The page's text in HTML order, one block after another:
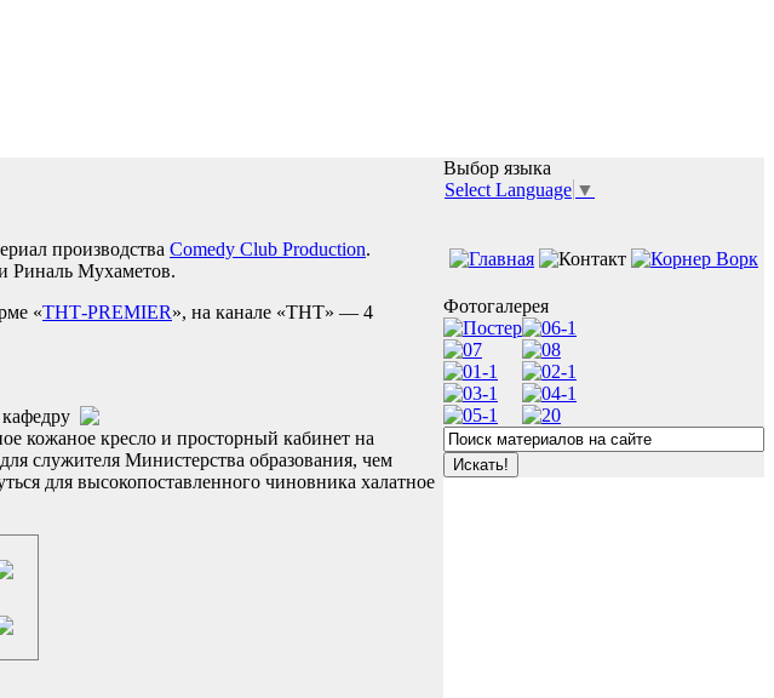
производства Comedy Club Production.
Риналь Мухаметов.
«ТНТ-PREMIER», на канале «ТНТ» — 4
кожаное кресло и просторный кабинет на
служителя Министерства образования, чем
для высокопоставленного чиновника халатное
Выбор языка
Select Language ▼
Фотогалерея